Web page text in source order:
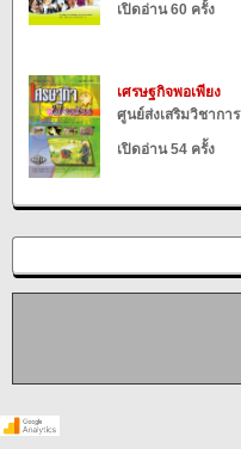
เปิดอ่าน 60 ครั้ง
เศรษฐกิจพอเพียง
ศูนย์ส่งเสริมวิชาการ
เปิดอ่าน 54 ครั้ง